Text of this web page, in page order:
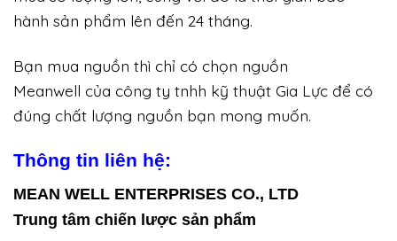
hành sản phẩm lên đến 24 tháng.
Bạn mua nguồn thì chỉ có chọn nguồn
Meanwell của công ty tnhh kỹ thuật Gia Lực để có
đúng chất lượng nguồn bạn mong muốn.
Thông tin liên hệ:
MEAN WELL ENTERPRISES CO., LTD
Trung tâm chiến lược sản phẩm